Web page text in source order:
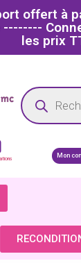
offert à
les prix
dédié aux
Mon